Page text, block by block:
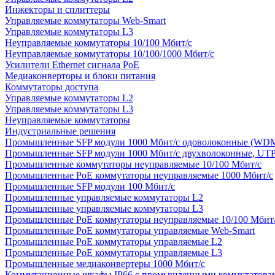
Инжекторы и сплиттеры
Управляемые коммутаторы Web-Smart
Управляемые коммутаторы L3
Неуправляемые коммутаторы 10/100 Мбит/с
Неуправляемые коммутаторы 10/100/1000 Мбит/с
Усилители Ethernet сигнала PoE
Медиаконверторы и блоки питания
Коммутаторы доступа
Управляемые коммутаторы L2
Управляемые коммутаторы L3
Неуправляемые коммутаторы
Индустриальные решения
Промышленные SFP модули 1000 Мбит/c одоволоконные
Промышленные SFP модули 1000 Мбит/c двухволоконные,
Промышленные коммутаторы неуправляемые 10/100 Мбит/с
Промышленные PoE коммутаторы неуправляемые 1000 Мбит/с
Промышленные SFP модули 100 Мбит/c
Промышленные управляемые коммутаторы L2
Промышленные управляемые коммутаторы L3
Промышленные PoE коммутаторы неуправляемые 10/100
Промышленные PoE коммутаторы управляемые Web-Smart
Промышленные PoE коммутаторы управляемые L2
Промышленные PoE коммутаторы управляемые L3
Промышленные медиаконвертеры 1000 Мбит/с